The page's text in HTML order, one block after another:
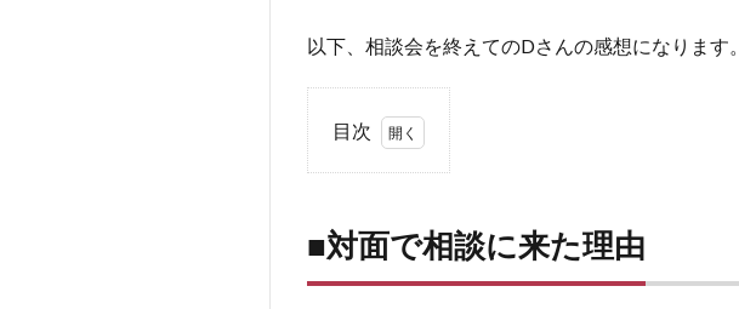
以下、相談会を終えてのDさんの感想になります。
目次
で
■対面で相談に来た理由